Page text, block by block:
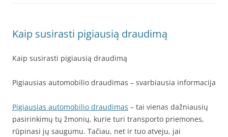
Kaip susirasti pigiausią draudimą
Kaip susirasti pigiausią draudimą
Pigiausias automobilio draudimas – svarbiausia informacija
Pigiausias automobilio draudimas – tai vienas dažniausių
pasirinkimų tų žmonių, kurie turi transporto priemones,
rūpinasi jų saugumu. Tačiau, net ir tuo atveju, jai